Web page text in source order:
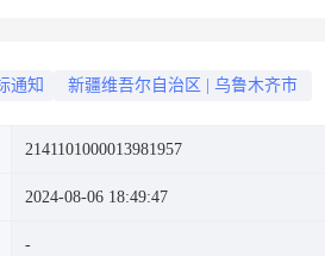
通知 新疆维吾尔自治区 乌鲁木齐市
2141101000013981957
2024-08-06 18:49:47